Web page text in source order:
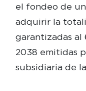
el fondeo de
adquirir la
garantizadas al
2038 emitidas
subsidiaria de